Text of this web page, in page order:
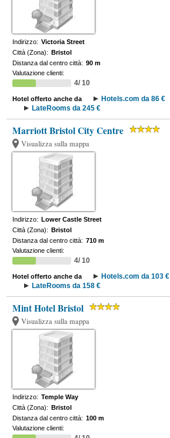
Indirizzo: Victoria Street
Città (Zona): Bristol
Distanza dal centro città: 90 m
Valutazione clienti:
4/ 10
Hotel offerto anche da Hotels.com da 86 €
LateRooms da 245 €
Marriott Bristol City Centre
Visualizza sulla mappa
Indirizzo: Lower Castle Street
Città (Zona): Bristol
Distanza dal centro città: 710 m
Valutazione clienti:
4/ 10
Hotel offerto anche da Hotels.com da 103 €
LateRooms da 158 €
Mint Hotel Bristol
Visualizza sulla mappa
Indirizzo: Temple Way
Città (Zona): Bristol
Distanza dal centro città: 100 m
Valutazione clienti: